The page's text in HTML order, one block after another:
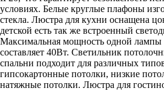
условиях. Белые круглые плафоны
стекла. Люстра для кухни оснащена
детской есть так же встроенный
Максимальная мощность одной лампы
составляет 40Вт. Светильник
спальни подходит для различных
гипсокартонные потолки, низкие
натяжные потолки. Люстра для